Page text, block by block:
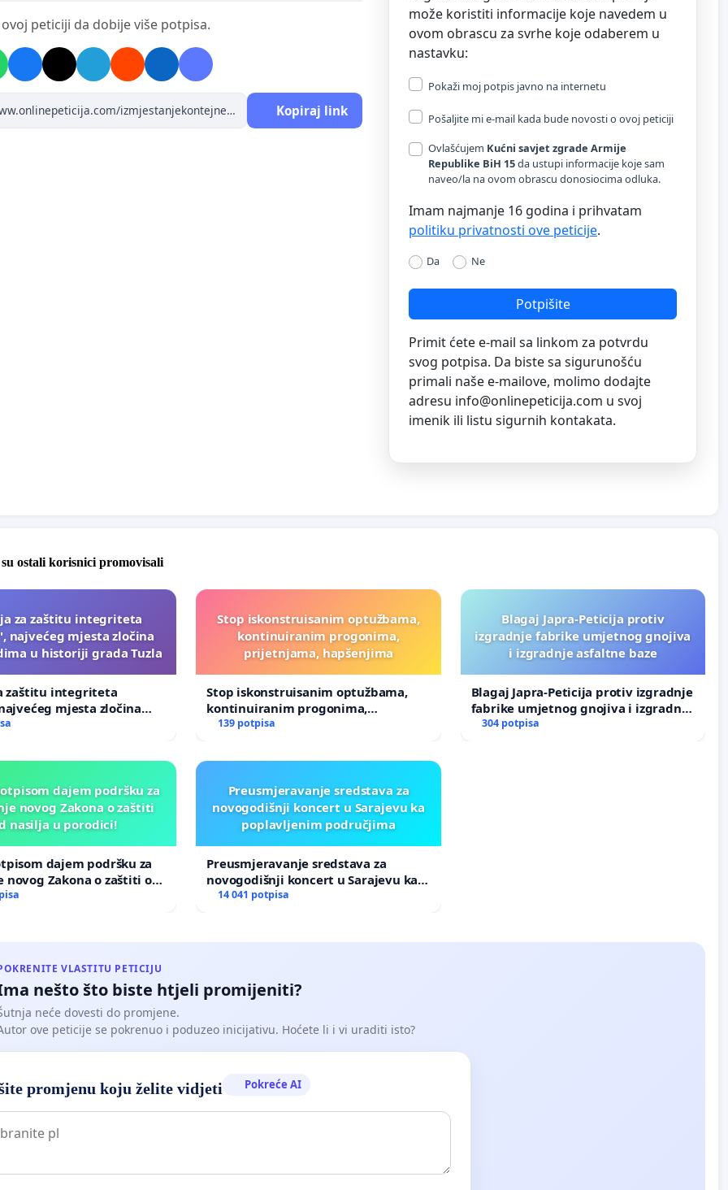
peticiji da dobije više potpisa.
Kopiraj link
može koristiti informacije koje navedem u
ovom obrascu za svrhe koje odaberem u
nastavku:
Pokaži moj potpis javno na internetu
Pošaljite mi e-mail kada bude novosti o ovoj peticiji
Ovlašćujem Kućni savjet zgrade Armije
Republike BiH 15da ustupi informacije koje sam
naveo/la na ovom obrascu donosiocima odluka.
Imam najmanje 16 godina i prihvatam
politiku privatnosti ove peticije.
Da Ne
Potpišite
Primit ćete e-mail sa linkom za potvrdu
svog potpisa. Da biste sa sigurunošću
primali naše e-mailove, molimo dodajte
adresu info@onlinepeticija.com u svoj
imenik ili listu sigurnih kontakata.
ostali korisnici promovisali
za zaštitu integriteta
najvećeg mjesta zločina
u historiji grada Tuzla
zaštitu integriteta
mjesta zločina
u historiji grada Tuzla
Stop iskonstruisanim optužbama,
kontinuiranim progonima,
prijetnjama, hapšenjima
Stop iskonstruisanim optužbama,
kontinuiranim progonima,
prijetnjama, hapšenjima
139 potpisa
Blagaj Japra-Peticija protiv
izgradnje fabrike umjetnog gnojiva
i izgradnje asfaltne baze
Blagaj Japra-Peticija protiv izgradnje
fabrike umjetnog gnojiva i izgradnje
asfaltne baze
304 potpisa
dajem podršku za
novog Zakona o zaštiti
nasilja u porodici!
dajem podršku za
novog Zakona o zaštiti od
Preusmjeravanje sredstava za
novogodišnji koncert u Sarajevu ka
poplavljenim područjima
Preusmjeravanje sredstava za
novogodišnji koncert u Sarajevu ka
poplavljenim područjima
14 041 potpisa
VLASTITU PETICIJU
nešto što biste htjeli promijeniti?
neće dovesti do promjene.
ove peticije se pokrenuo i poduzeo inicijativu. Hoćete li i vi uraditi isto?
promjenu koju želite vidjeti Pokreće AI